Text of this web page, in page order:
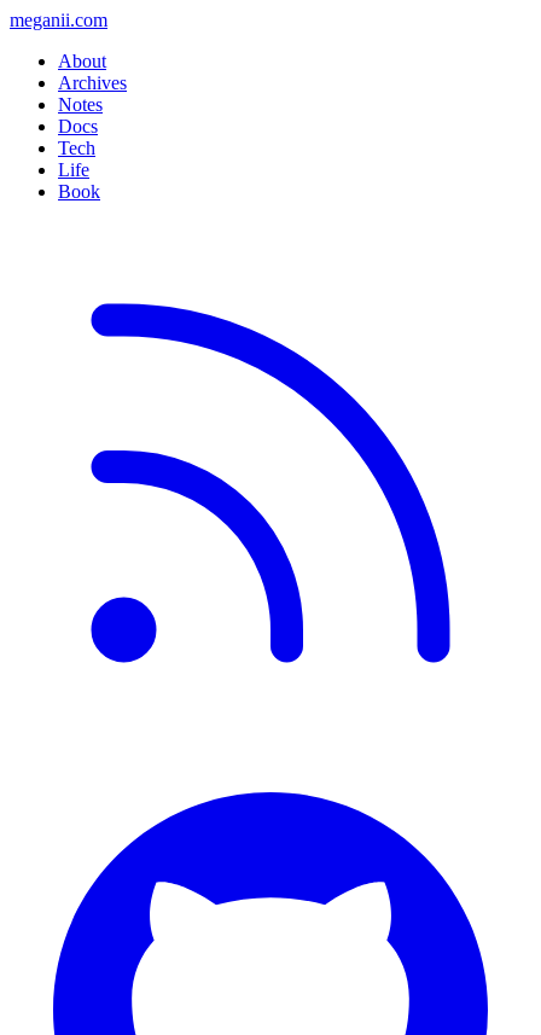
meganii.com
About
Archives
Notes
Docs
Tech
Life
Book